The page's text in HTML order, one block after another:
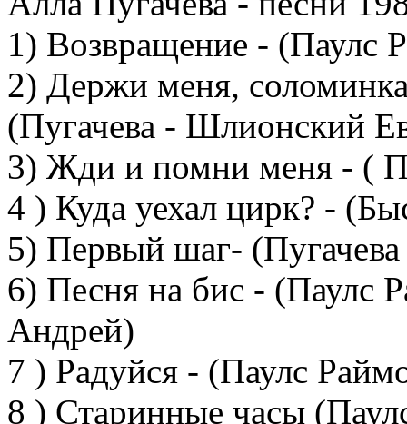
1) Возвращение - (Паулс
2) Держи меня,
(Пугачева - Шлионский
3) Жди и помни меня - (
4 ) Куда уехал цирк? -
5) Первый шаг-
6) Песня на бис - (Паулс
Андрей)
7 ) Радуйся - (Паулс
8 ) Старинные часы